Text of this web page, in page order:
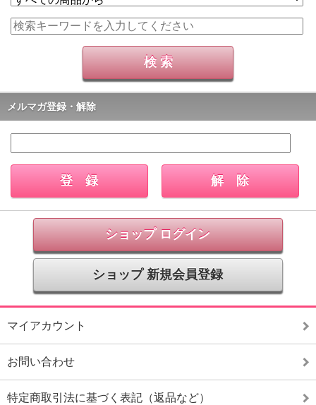
メルマガ登録・解除
ショップ ログイン
ショップ 新規会員登録
マイアカウント
お問い合わせ
特定商取引法に基づく表記（返品など）